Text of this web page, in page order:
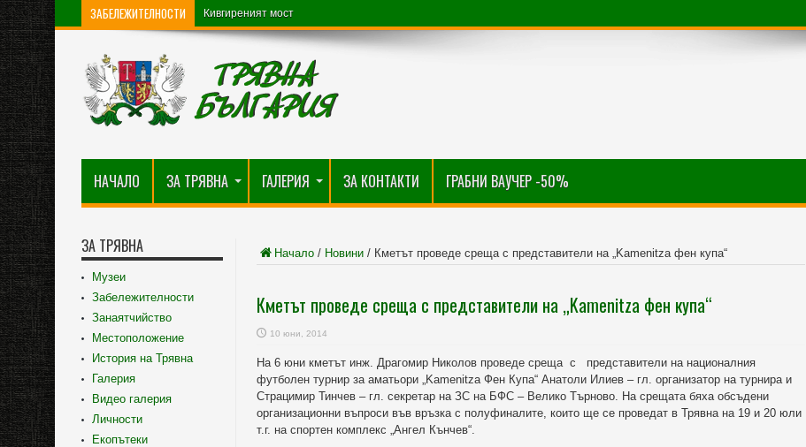
ЗАБЕЛЕЖИТЕЛНОСТИ Кивгиреният мост
НАЧАЛО ЗА ТРЯВНА ГАЛЕРИЯ ЗА КОНТАКТИ ГРАБНИ ВАУЧЕР -50%
Начало / Новини / Кметът проведе среща с представители на „Kamenitza фен купа“
Кметът проведе среща с представители на „Kamenitza фен купа“
10 юни, 2014
На 6 юни кметът инж. Драгомир Николов проведе среща с представители на националния
футболен турнир за аматьори „Kamenitza Фен Купа“ Анатоли Илиев – гл. организатор на турнира и
Страцимир Тинчев – гл. секретар на ЗС на БФС – Велико Търново. На срещата бяха обсъдени
организационни въпроси във връзка с полуфиналите, които ще се проведат в Трявна на 19 и 20 юли
т.г. на спортен комплекс „Ангел Кънчев“.
ЗА ТРЯВНА
Музеи
Забележителности
Занаятчийство
Местоположение
История на Трявна
Галерия
Видео галерия
Личности
Екопътеки